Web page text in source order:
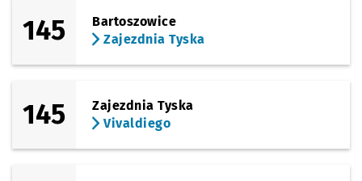
145
Bartoszowice
Zajezdnia Tyska
145
Zajezdnia Tyska
Vivaldiego